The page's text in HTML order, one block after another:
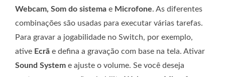
Webcam, Som do sistema e Microfone. As diferentes
combinações são usadas para executar várias tarefas.
Para gravar a jogabilidade no Switch, por exemplo,
ative Ecrã e defina a gravação com base na tela. Ativar
Sound System e ajuste o volume. Se você deseja